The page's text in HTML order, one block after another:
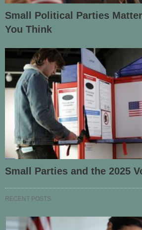
Small Political Parties
You Think
Small Parties and the 2025
RECENT POSTS